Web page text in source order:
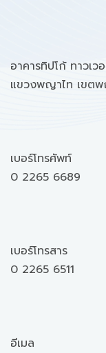
อาคารทิปโก้ ทาวเ
แขวงพญาไท เขต
เบอร์โทรศัพท์
0 2265 6689
เบอร์โทรสาร
0 2265 6511
อีเมล